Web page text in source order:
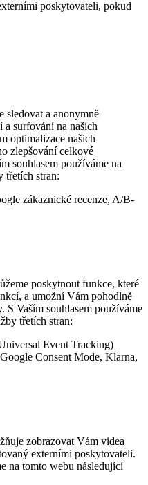
poskytovateli, pokud
sledovat a anonymně
surfování na našich
optimalizace našich
zlepšování celkové
souhlasem používáme na
třetích stran:
zákaznické recenze, A/B-
poskytnout funkce, které
a umožní Vám pohodlně
S Vaším souhlasem používáme
třetích stran:
Event Tracking)
Consent Mode, Klarna,
zobrazovat Vám videa
externími poskytovateli.
na tomto webu následující